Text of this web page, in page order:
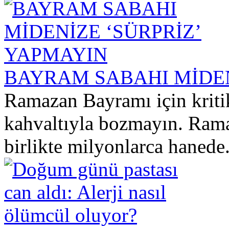
BAYRAM SABAHI
Ramazan Bayramı için
kahvaltıyla bozmayın.
birlikte milyonlarca